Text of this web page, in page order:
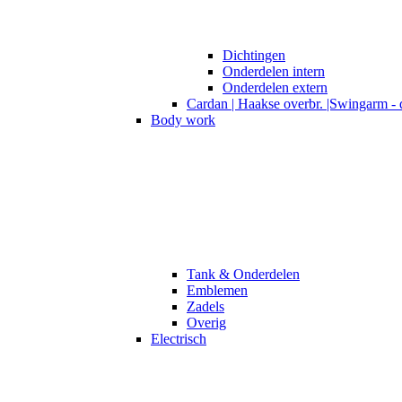
Dichtingen
Onderdelen intern
Onderdelen extern
Cardan | Haakse overbr. |Swingarm -
Body work
Tank & Onderdelen
Emblemen
Zadels
Overig
Electrisch